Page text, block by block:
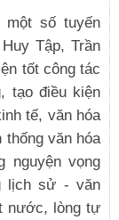
số tuyến
Tập, Trần
tốt công tác
tạo điều kiện
tế, văn hóa
văn hóa
nguyện vọng
lịch sử - văn
nước, lòng tự